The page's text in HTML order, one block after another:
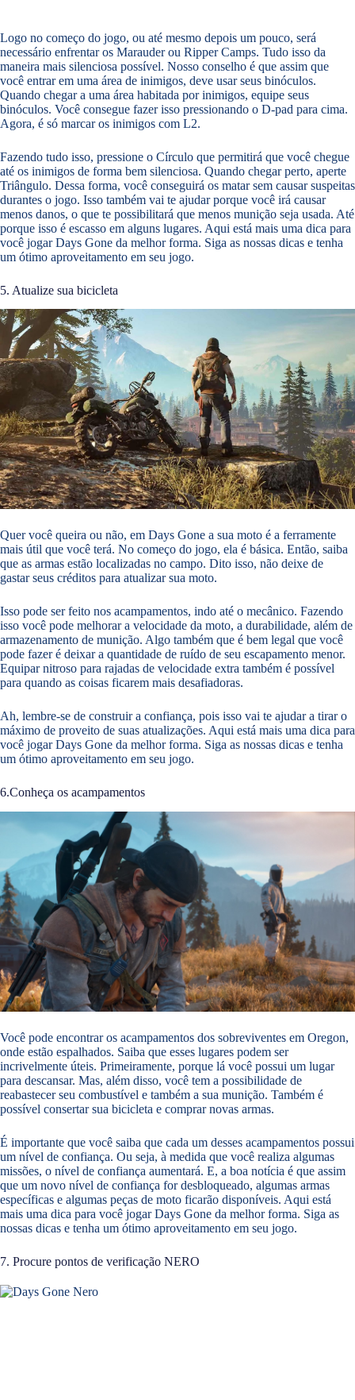
Logo no começo do jogo, ou até mesmo depois um pouco, será
necessário enfrentar os Marauder ou Ripper Camps. Tudo isso da
maneira mais silenciosa possível. Nosso conselho é que assim que
você entrar em uma área de inimigos, deve usar seus binóculos.
Quando chegar a uma área habitada por inimigos, equipe seus
binóculos. Você consegue fazer isso pressionando o D-pad para cima.
Agora, é só marcar os inimigos com L2.
Fazendo tudo isso, pressione o Círculo que permitirá que você chegue
até os inimigos de forma bem silenciosa. Quando chegar perto, aperte
Triângulo. Dessa forma, você conseguirá os matar sem causar suspeitas
durantes o jogo. Isso também vai te ajudar porque você irá causar
menos danos, o que te possibilitará que menos munição seja usada. Até
porque isso é escasso em alguns lugares. Aqui está mais uma dica para
você jogar Days Gone da melhor forma. Siga as nossas dicas e tenha
um ótimo aproveitamento em seu jogo.
5. Atualize sua bicicleta
Quer você queira ou não, em Days Gone a sua moto é a ferramente
mais útil que você terá. No começo do jogo, ela é básica. Então, saiba
que as armas estão localizadas no campo. Dito isso, não deixe de
gastar seus créditos para atualizar sua moto.
Isso pode ser feito nos acampamentos, indo até o mecânico. Fazendo
isso você pode melhorar a velocidade da moto, a durabilidade, além de
armazenamento de munição. Algo também que é bem legal que você
pode fazer é deixar a quantidade de ruído de seu escapamento menor.
Equipar nitroso para rajadas de velocidade extra também é possível
para quando as coisas ficarem mais desafiadoras.
Ah, lembre-se de construir a confiança, pois isso vai te ajudar a tirar o
máximo de proveito de suas atualizações. Aqui está mais uma dica para
você jogar Days Gone da melhor forma. Siga as nossas dicas e tenha
um ótimo aproveitamento em seu jogo.
6.Conheça os acampamentos
Você pode encontrar os acampamentos dos sobreviventes em Oregon,
onde estão espalhados. Saiba que esses lugares podem ser
incrivelmente úteis. Primeiramente, porque lá você possui um lugar
para descansar. Mas, além disso, você tem a possibilidade de
reabastecer seu combustível e também a sua munição. Também é
possível consertar sua bicicleta e comprar novas armas.
É importante que você saiba que cada um desses acampamentos possui
um nível de confiança. Ou seja, à medida que você realiza algumas
missões, o nível de confiança aumentará. E, a boa notícia é que assim
que um novo nível de confiança for desbloqueado, algumas armas
específicas e algumas peças de moto ficarão disponíveis. Aqui está
mais uma dica para você jogar Days Gone da melhor forma. Siga as
nossas dicas e tenha um ótimo aproveitamento em seu jogo.
7. Procure pontos de verificação NERO